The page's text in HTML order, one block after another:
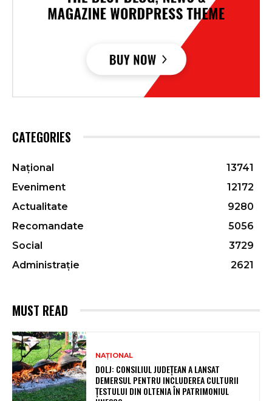
CATEGORIES
Național
13741
Eveniment
12172
Actualitate
9280
Recomandate
5056
Social
3729
Administrație
2621
MUST READ
NAȚIONAL
DOLJ: CONSILIUL JUDEȚEAN A LANSAT
DEMERSUL PENTRU INCLUDEREA CULTURII
ȚESTULUI DIN OLTENIA ÎN PATRIMONIUL